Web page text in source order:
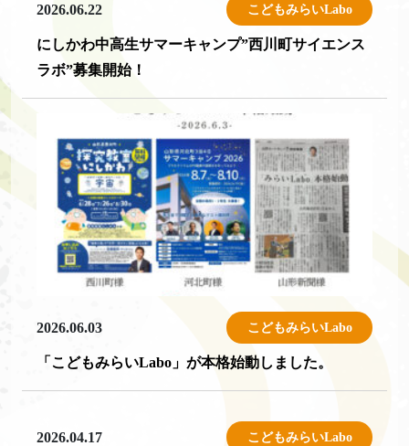
2026.06.22 こどもみらいLabo
にしかわ中高生サマーキャンプ”西川町サイエンス
ラボ”募集開始！
2026.06.03 こどもみらいLabo
「こどもみらいLabo」が本格始動しました。
2026.04.17 こどもみらいLabo